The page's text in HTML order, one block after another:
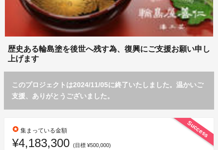
歴史ある輪島塗を後世へ残す為、復興にご支援お願い申し
上げます
このプロジェクトは2024/11/05に終了いたしました。温かいご
支援、ありがとうございました。
Success
stars 集まっている金額
¥4,183,300 (目標 ¥500,000)